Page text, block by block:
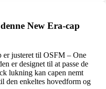
New Era-cap
er justeret til OSFM – One
er designet til at passe de
lukning kan capen nemt
den enkeltes hovedform og